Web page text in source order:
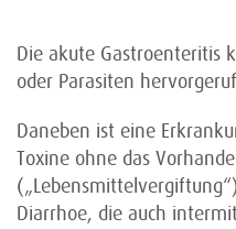
Die akute Gastroenteritis
oder Parasiten
Daneben ist eine
Toxine ohne das
Diarrhoe, die auch